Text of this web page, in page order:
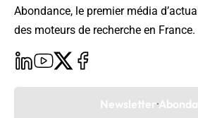
Abondance, le premier média
des moteurs de recherche en France.
Newsletter